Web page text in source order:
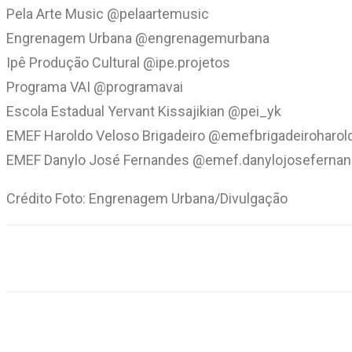
Pela Arte Music @pelaartemusic
Engrenagem Urbana @engrenagemurbana
Ipê Produção Cultural @ipe.projetos
Programa VAI @programavai
Escola Estadual Yervant Kissajikian @pei_yk
EMEF Haroldo Veloso Brigadeiro
EMEF Danylo José Fernandes
Crédito Foto: Engrenagem Urbana/Divulgação